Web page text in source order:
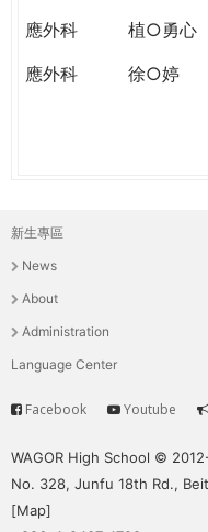
應外科
植○勇心
應外科
徐○婷
主
選
單
新生專區
News
About
Administration
Language Center
Service
Facebook Youtube
WAGOR High School ©
No. 328, Junfu 18th Rd.,
[Map]